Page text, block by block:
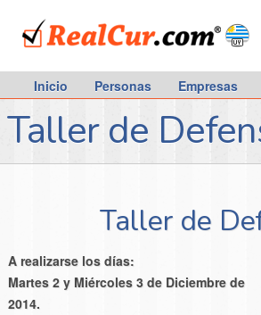
RealCur.com
Inicio Personas Empresas
Taller de
Taller de
A realizarse los días:
Martes 2 y Miércoles 3 de Diciembre de
2014.